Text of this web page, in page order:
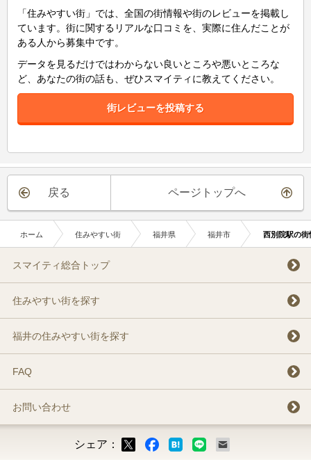
「住みやすい街」では、全国の街情報や街のレビューを掲載し
ています。街に関するリアルな口コミを、実際に住んだことが
ある人から募集中です。
データを見るだけではわからない良いところや悪いところな
ど、あなたの街の話も、ぜひスマイティに教えてください。
街レビューを投稿する
戻る ページトップへ
ホーム 住みやすい街 福井県 福井市 西別院駅の街
スマイティ総合トップ
住みやすい街を探す
福井の住みやすい街を探す
FAQ
お問い合わせ
シェア：